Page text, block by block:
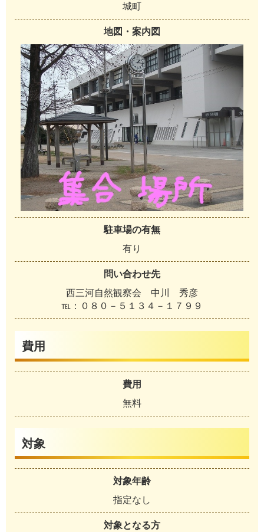
城町
地図・案内図
駐車場の有無
有り
問い合わせ先
西三河自然観察会 中川 秀彦
℡：０８０－５１３４－１７９９
費用
費用
無料
対象
対象年齢
指定なし
対象となる方